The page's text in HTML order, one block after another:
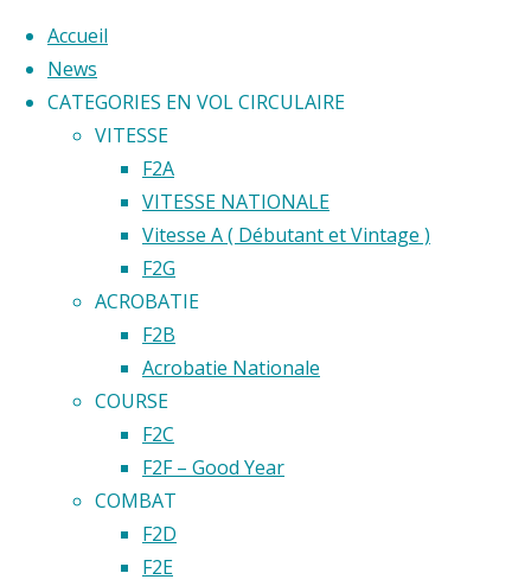
Accueil
News
CATEGORIES EN VOL CIRCULAIRE
VITESSE
F2A
VITESSE NATIONALE
Vitesse A ( Débutant et Vintage )
F2G
ACROBATIE
F2B
Acrobatie Nationale
COURSE
F2C
F2F – Good Year
COMBAT
F2D
F2E
©2020 Vol circulaire commandé